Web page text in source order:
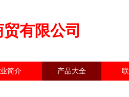
有限公司
简介 产品大全